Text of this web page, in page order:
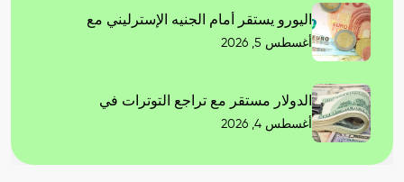
اليورو يستقر أمام الجنيه الإسترليني مع
أغسطس 5, 2026
الدولار مستقر مع تراجع التوترات في
أغسطس 4, 2026